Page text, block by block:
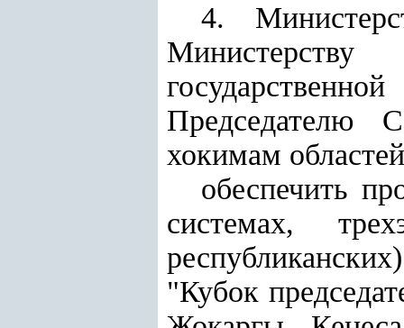
4.
Председателю
хокимам
обеспечить
системах,
"Кубок